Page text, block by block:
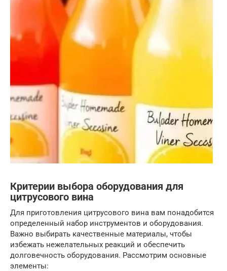
Критерии выбора оборудования для
цитрусового вина
Для приготовления цитрусового вина вам понадобится
определенный набор инструментов и оборудования.
Важно выбирать качественные материалы, чтобы
избежать нежелательных реакций и обеспечить
долговечность оборудования. Рассмотрим основные
элементы: